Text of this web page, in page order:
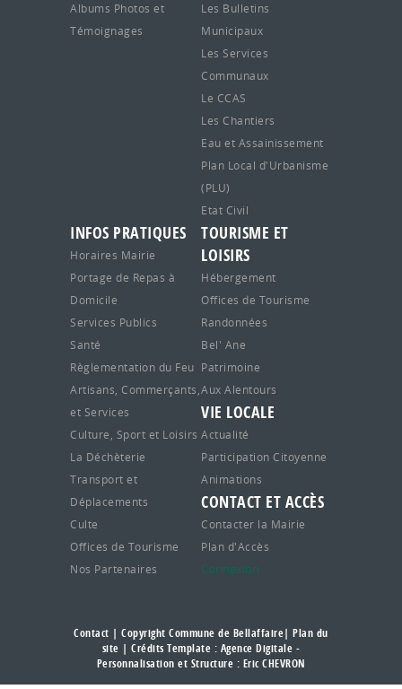
Albums Photos et
Témoignages
Les Bulletins
Municipaux
Les Services
Communaux
Le CCAS
Les Chantiers
Eau et Assainissement
Plan Local d'Urbanisme
(PLU)
Etat Civil
INFOS PRATIQUES
Horaires Mairie
Portage de Repas à
Domicile
Services Publics
Santé
Règlementation du Feu
Artisans, Commerçants,
et Services
Culture, Sport et Loisirs
La Déchèterie
Transport et
Déplacements
Culte
Offices de Tourisme
Nos Partenaires
TOURISME ET
LOISIRS
Hébergement
Offices de Tourisme
Randonnées
Bel' Ane
Patrimoine
Aux Alentours
VIE LOCALE
Actualité
Participation Citoyenne
Animations
CONTACT ET ACCÈS
Contacter la Mairie
Plan d'Accès
Connexion
Contact | Copyright Commune de Bellaffaire|Plan du
site | Crédits Template : Agence Digitale -
Personnalisation et Structure : Eric CHEVRON